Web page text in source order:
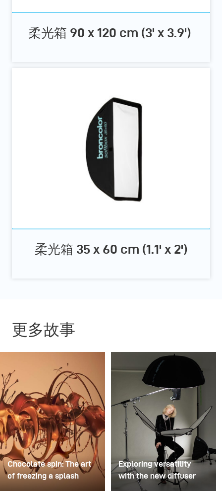
柔光箱 90 x 120 cm (3' x 3.9')
柔光箱 35 x 60 cm (1.1' x 2')
更多故事
Chocolate spin: The art
of freezing a splash
Exploring versatility
with the new diffuser